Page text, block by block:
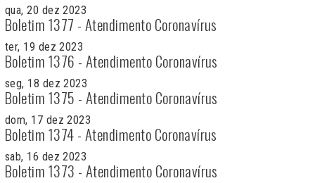
qua, 20 dez 2023
Boletim 1377 - Atendimento Coronavírus
ter, 19 dez 2023
Boletim 1376 - Atendimento Coronavírus
seg, 18 dez 2023
Boletim 1375 - Atendimento Coronavírus
dom, 17 dez 2023
Boletim 1374 - Atendimento Coronavírus
sab, 16 dez 2023
Boletim 1373 - Atendimento Coronavírus